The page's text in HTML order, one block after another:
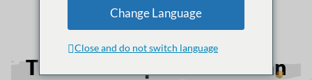
Thèmes compatibles Dokan
Change Language
Close and do not switch language